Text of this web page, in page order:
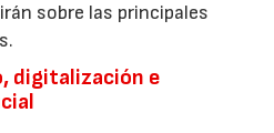
sobre las principales
digitalización e